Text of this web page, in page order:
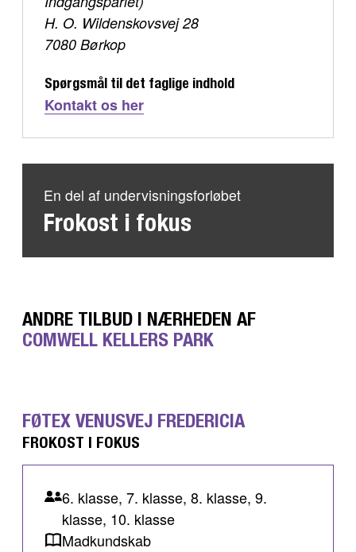
H. O. Wildenskovsvej 28
7080 Børkop
Spørgsmål til det faglige indhold
Kontakt os her
En del af undervisningsforløbet
Frokost i fokus
ANDRE TILBUD I NÆRHEDEN AF
COMWELL KELLERS PARK
FØTEX VENUSVEJ FREDERICIA
FROKOST I FOKUS
6. klasse, 7. klasse, 8. klasse, 9.
klasse, 10. klasse
Madkundskab